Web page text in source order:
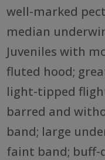
well-marked
median
Juveniles with
fluted hood;
light-tipped
barred and
band; large
faint band; buff-